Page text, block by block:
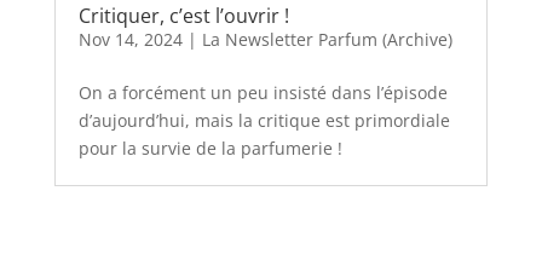
Critiquer, c’est l’ouvrir !
Nov 14, 2024| La Newsletter Parfum (Archive)
On a forcément un peu insisté dans l’épisode
d’aujourd’hui, mais la critique est primordiale
pour la survie de la parfumerie !